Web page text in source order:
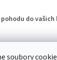
soubory
do vašich